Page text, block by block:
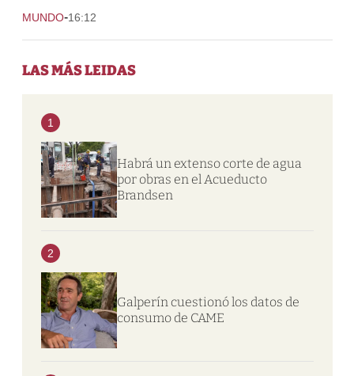
MUNDO-16:12
LAS MÁS LEIDAS
1
Habrá un extenso corte de agua
por obras en el Acueducto
Brandsen
2
Galperín cuestionó los datos de
consumo de CAME